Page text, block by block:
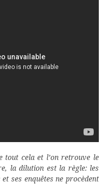
tout cela et l’on retrouve le
la dilution est la règle: les
ses enquêtes ne procèdent